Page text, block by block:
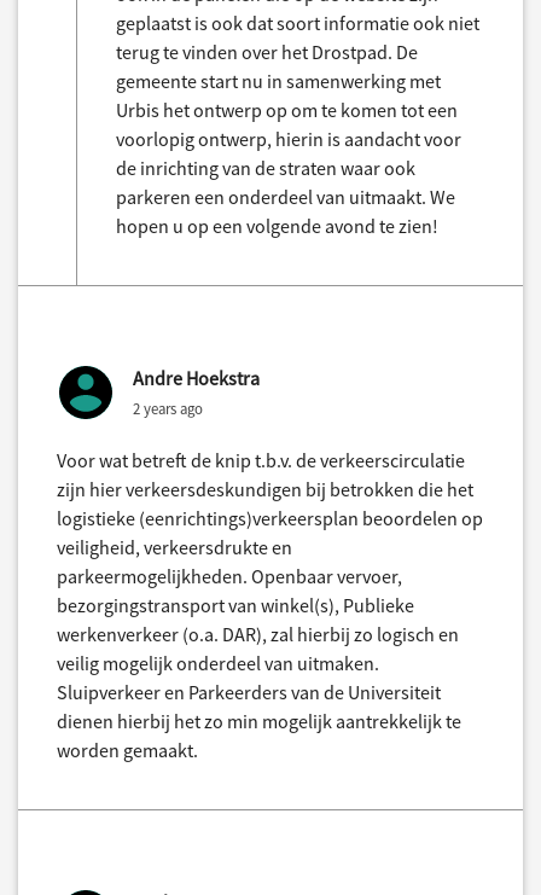
geplaatst is ook dat soort informatie ook niet
terug te vinden over het Drostpad. De
gemeente start nu in samenwerking met
Urbis het ontwerp op om te komen tot een
voorlopig ontwerp, hierin is aandacht voor
de inrichting van de straten waar ook
parkeren een onderdeel van uitmaakt. We
hopen u op een volgende avond te zien!
Andre Hoekstra
2 years ago
Voor wat betreft de knip t.b.v. de verkeerscirculatie
zijn hier verkeersdeskundigen bij betrokken die het
logistieke (eenrichtings)verkeersplan beoordelen op
veiligheid, verkeersdrukte en
parkeermogelijkheden. Openbaar vervoer,
bezorgingstransport van winkel(s), Publieke
werkenverkeer (o.a. DAR), zal hierbij zo logisch en
veilig mogelijk onderdeel van uitmaken.
Sluipverkeer en Parkeerders van de Universiteit
dienen hierbij het zo min mogelijk aantrekkelijk te
worden gemaakt.